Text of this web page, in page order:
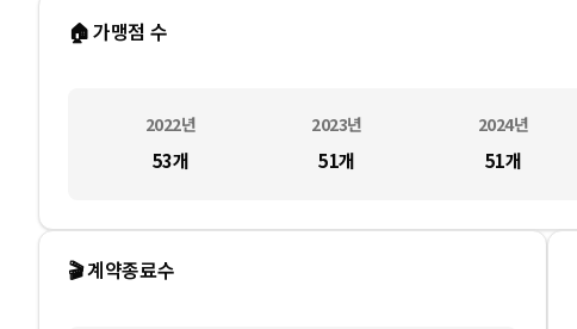
🏠 가맹점 수
2022년 2023년 2024년
53개 51개 51개
🎬 계약종료수